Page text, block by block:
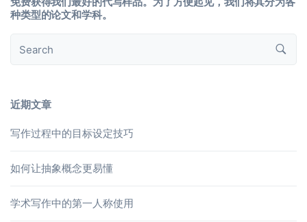
种类型的论文和学科。
近期文章
写作过程中的目标设定技巧
如何让抽象概念更易懂
学术写作中的第一人称使用